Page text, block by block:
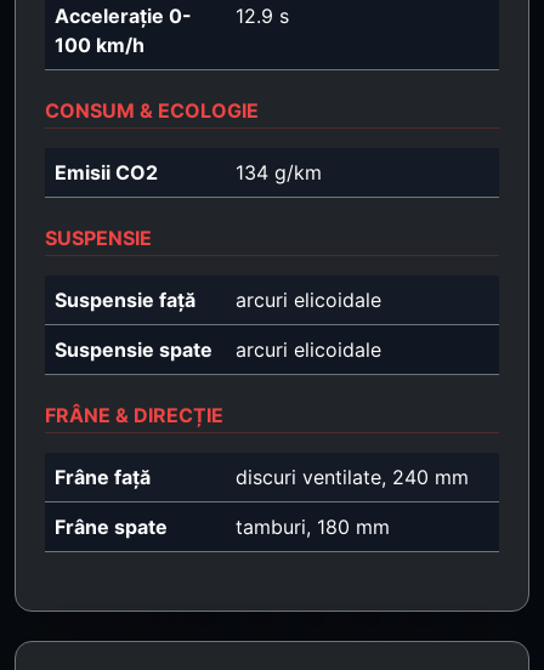
Accelerație 0-
100 km/h
12.9 s
CONSUM & ECOLOGIE
Emisii CO2 134 g/km
SUSPENSIE
Suspensie față arcuri elicoidale
Suspensie spate arcuri elicoidale
FRÂNE & DIRECȚIE
Frâne față discuri ventilate, 240 mm
Frâne spate tamburi, 180 mm